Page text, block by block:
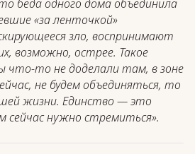
беда одного дома объединила
«за ленточкой»
зло, воспринимают
возможно, острее. Такое
что-то не доделали там, в зоне
не будем объединяться, то
жизни. Единство — это
сейчас нужно стремиться».